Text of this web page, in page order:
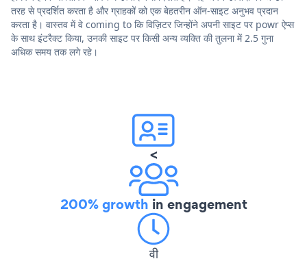
तरह से प्रदर्शित करता है और ग्राहकों को एक बेहतरीन ऑन-साइट अनुभव प्रदान
करता है। वास्तव में वे coming to कि विज़िटर जिन्होंने अपनी साइट पर powr ऐप्स
के साथ इंटरैक्ट किया, उनकी साइट पर किसी अन्य व्यक्ति की तुलना में 2.5 गुना
अधिक समय तक लगे रहे।
<
200% growth in engagement
वी